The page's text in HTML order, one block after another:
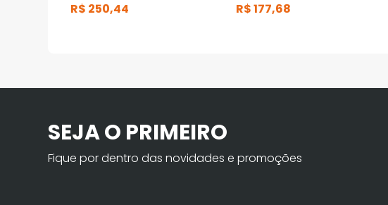
R$ 250,44 R$177,68
SEJA O PRIMEIRO
Fique por dentro das novidades e promoções